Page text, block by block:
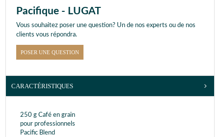
Pacifique - LUGAT
Vous souhaitez poser une question? Un de nos experts ou de nos
clients vous répondra.
POSER UNE QUESTION
CARACTÉRISTIQUES
250 g Café en grain
pour professionnels
Pacific Blend